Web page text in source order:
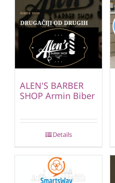
ALEN'S BARBER
SHOP Armin Biber
Details